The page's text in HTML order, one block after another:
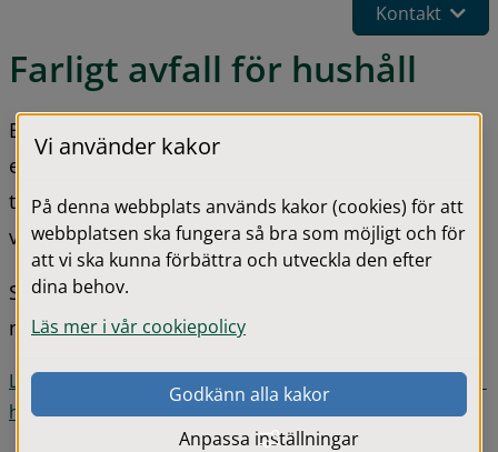
Kontakt
Farligt avfall för hushåll
En av de viktigaste sakerna du som privatperson
eller fastighetsägare kan göra för miljön är att se
till att inget av ditt farliga avfall hamnar bland de
vanliga soporna eller i avloppet.
Små, små mängder farligt avfall gör stor skada på
människor, djur och miljö.
Läs mer om hur du som privatperson kan hantera farligt
hushållsavfall på SÅM:s hemsida
Vi använder kakor
På denna webbplats används kakor (cookies) för att
webbplatsen ska fungera så bra som möjligt och för
att vi ska kunna förbättra och utveckla den efter
dina behov.
Läs mer i vår cookiepolicy
Godkänn alla kakor
Anpassa inställningar